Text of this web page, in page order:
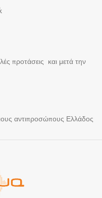
προτάσεις και μετά την
αντιπροσώπους Ελλάδος